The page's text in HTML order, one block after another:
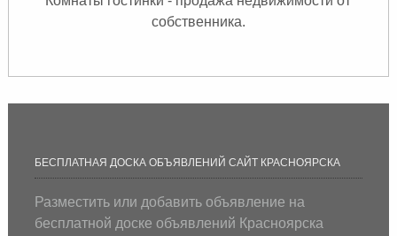
собственника.
БЕСПЛАТНАЯ ДОСКА ОБЪЯВЛЕНИЙ САЙТ КРАСНОЯРСКА
Разместить или добавить объявление на
бесплатной доске объявлений Красноярска